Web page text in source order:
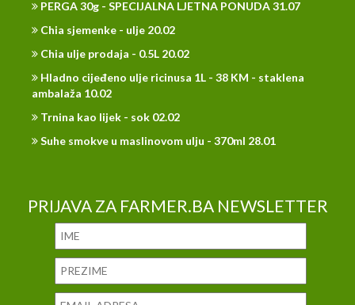
PERGA 30g - SPECIJALNA LJETNA PONUDA 31.07
Chia sjemenke - ulje 20.02
Chia ulje prodaja - 0.5L 20.02
Hladno cijeđeno ulje ricinusa 1L - 38 KM - staklena
ambalaža 10.02
Trnina kao lijek - sok 02.02
Suhe smokve u maslinovom ulju - 370ml 28.01
PRIJAVA ZA FARMER.BA NEWSLETTER